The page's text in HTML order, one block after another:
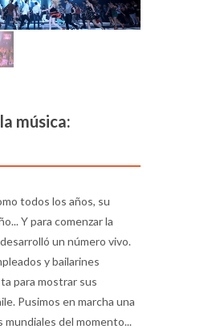
música:
todos los años, su
Y para comenzar la
un número vivo.
y bailarines
para mostrar sus
Pusimos en marcha una
mundiales del momento...